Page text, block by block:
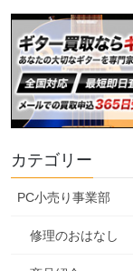
カテゴリー
PC小売り事業部
修理のおはなし